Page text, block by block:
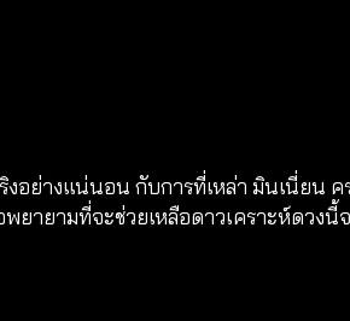
อย่างแน่นอน กับการที่เหล่า มินเนี่ยน
ายามที่จะช่วยเหลือดาวเคราะห์ดวงนี้